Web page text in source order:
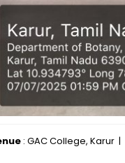
: GAC College, Karur |